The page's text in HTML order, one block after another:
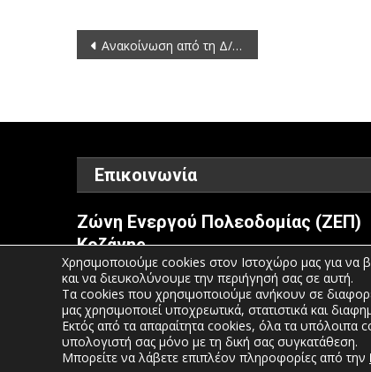
Αυξημένο
ενδιαφέρον
τουριστικών
οργανισμών
ταξιδιωτικών
πρακτορείων
του
Ισραήλ
μετά
Πλοήγηση
Ανακοίνωση από τη Δ/νση Πολιτικής Προστασίας της Περιφέρειας Δυτικής Μακεδονίας.
Επικοινωνία
Ζώνη Ενεργού Πολεοδομίας (ΖΕΠ)
Κοζάνης
Τηλέφωνο: 2461052610-11-15
Email:info@pdm.gov.gr
Χρησιμοποιούμε cookies στον Ιστοχώρο μας για να
και να διευκολύνουμε την περιήγησή σας σε αυτή.
Τα cookies που χρησιμοποιούμε ανήκουν σε
μας χρησιμοποιεί υποχρεωτικά, στατιστικά και
Εκτός από τα απαραίτητα cookies, όλα τα υπόλοιπα
υπολογιστή σας μόνο με τη δική σας συγκατάθεση.
Μπορείτε να λάβετε επιπλέον πληροφορίες από την